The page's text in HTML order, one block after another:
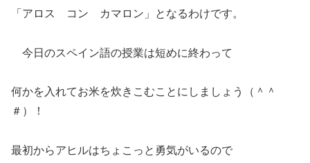
「アロス コン カマロン」となるわけです。
今日のスペイン語の授業は短めに終わって
何かを入れてお米を炊きこむことにしましょう（＾＾
＃）！
最初からアヒルはちょこっと勇気がいるので